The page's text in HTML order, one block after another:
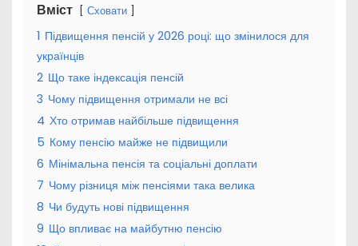
Вміст Сховати
1 Підвищення пенсій у 2026 році: що змінилося для
українців
2 Що таке індексація пенсій
3 Чому підвищення отримали не всі
4 Хто отримав найбільше підвищення
5 Кому пенсію майже не підвищили
6 Мінімальна пенсія та соціальні доплати
7 Чому різниця між пенсіями така велика
8 Чи будуть нові підвищення
9 Що впливає на майбутню пенсію